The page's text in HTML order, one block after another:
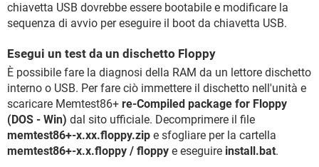
chiavetta USB dovrebbe essere bootabile e modificare la
sequenza di avvio per eseguire il boot da chiavetta USB.
Esegui un test da un dischetto Floppy
È possibile fare la diagnosi della RAM da un lettore dischetto
interno o USB. Per fare ciò immettere il dischetto nell'unità e
scaricare Memtest86+ re-Compiled package for Floppy
(DOS - Win) dal sito ufficiale. Decomprimere il file
memtest86+-x.xx.floppy.zip e sfogliare per la cartella
memtest86+-x.x.floppy / floppy e eseguire install.bat.